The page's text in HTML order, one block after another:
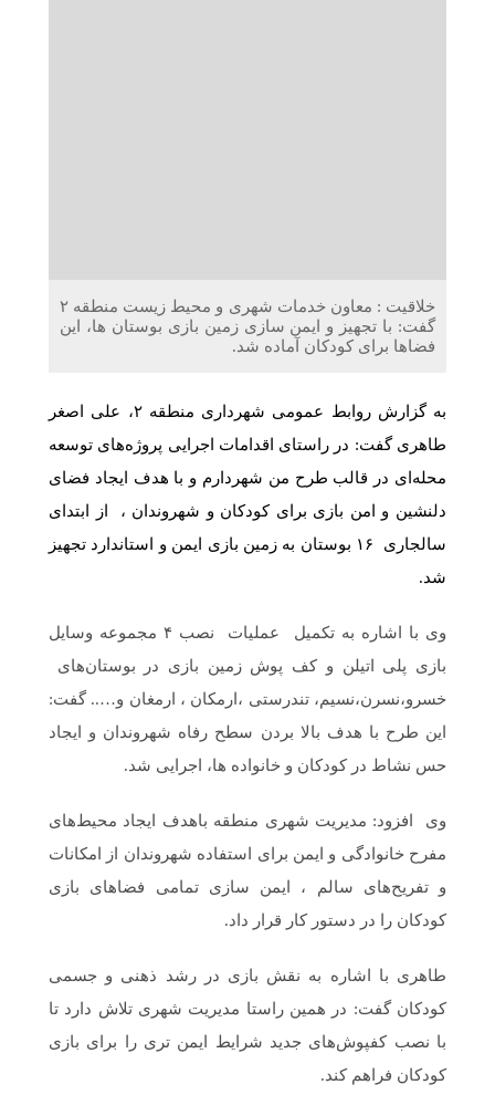
خلاقیت : معاون خدمات شهری و محیط زیست منطقه ۲
گفت: با تجهیز و ایمن سازی زمین بازی بوستان ها، این
فضا‌ها برای کودکان آماده شد.
به گزارش روابط عمومی شهرداری منطقه ۲، علی اصغر
طاهری گفت: در راستای اقدامات اجرایی پروژه‌های توسعه
محله‌ای در قالب طرح من شهردارم و با هدف ایجاد فضای
دلنشین و امن بازی برای کودکان و شهروندان ، از ابتدای
سالجاری ۱۶ بوستان به زمین بازی ایمن و استاندارد تجهیز
شد.
وی با اشاره به تکمیل عملیات نصب ۴ مجموعه وسایل
بازی پلی اتیلن و کف پوش زمین بازی در بوستان‌های
خسرو،نسرن،نسیم، تندرستی ،ارمکان ، ارمغان و….. گفت:
این طرح با هدف بالا بردن سطح رفاه شهروندان و ایجاد
حس نشاط در کودکان و خانواده ها، اجرایی شد.
وی افزود: مدیریت شهری منطقه باهدف ایجاد محیط‌های
مفرح خانوادگی و ایمن برای استفاده شهروندان از امکانات
و تفریح‌های سالم ، ایمن سازی تمامی فضا‌های بازی
کودکان را در دستور کار قرار داد.
طاهری با اشاره به نقش بازی در رشد ذهنی و جسمی
کودکان گفت: در همین راستا مدیریت شهری تلاش دارد تا
با نصب کفپوش‌های جدید شرایط ایمن تری را برای بازی
کودکان فراهم کند.